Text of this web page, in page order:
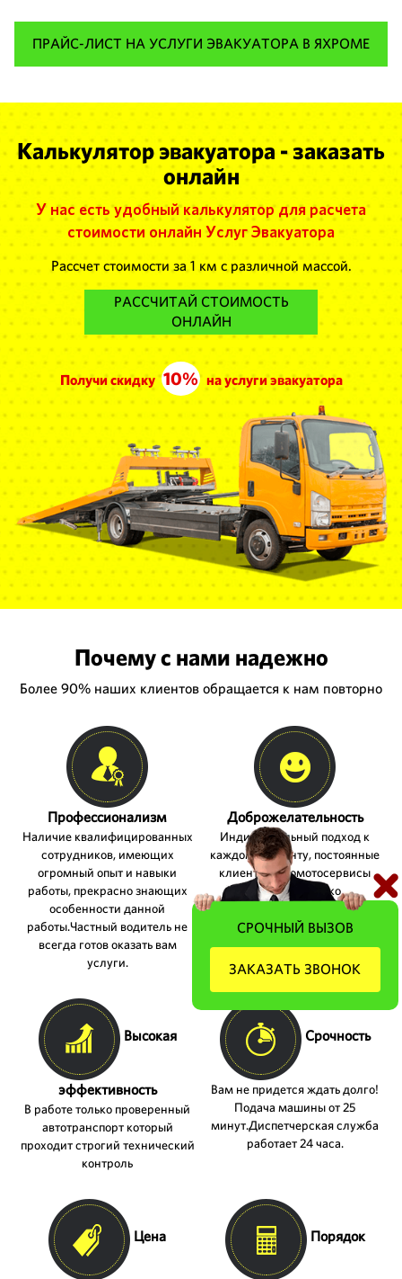
ПРАЙС-ЛИСТ НА УСЛУГИ ЭВАКУАТОРА В ЯХРОМЕ
Калькулятор эвакуатора - заказать
онлайн
У нас есть удобный калькулятор для расчета
стоимости онлайн Услуг Эвакуатора
Рассчет стоимости за 1 км с различной массой.
РАССЧИТАЙ СТОИМОСТЬ
ОНЛАЙН
Получи скидку 10% на услуги эвакуатора
Почему с нами надежно
Более 90% наших клиентов обращается к нам повторно
Профессионализм
Наличие квалифицированных
сотрудников, имеющих
огромный опыт и навыки
работы, прекрасно знающих
особенности данной
работы.Частный водитель не
всегда готов оказать вам
услуги.
Доброжелательность
Индивидуальный подход к
каждому клиенту, постоянные
клиенты, автомотосервисы
получают только
дополнительные скидки.
Высокая
эффективность
В работе только проверенный
автотранспорт который
проходит строгий технический
контроль
Срочность
Вам не придется ждать долго!
Подача машины от 25
минут.Диспетчерская служба
работает 24 часа.
Цена Порядок
СРОЧНЫЙ ВЫЗОВ
ЗАКАЗАТЬ ЗВОНОК